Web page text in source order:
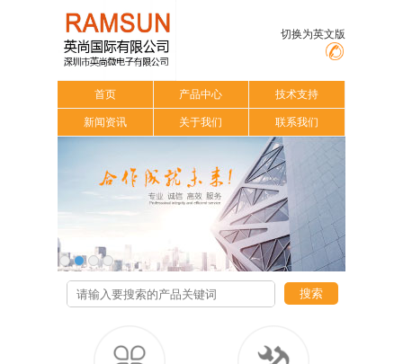
切换为英文版
首页 产品中心 技术支持
新闻资讯 关于我们 联系我们
搜索